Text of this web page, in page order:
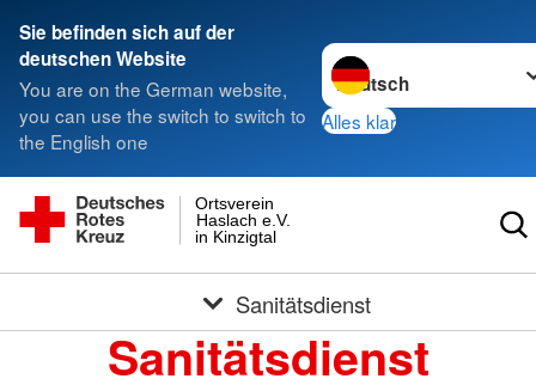
Sie befinden sich auf der
deutschen Website
You are on the German website,
you can use the switch to switch to
the English one
Sprache wechseln zu
Alles klar
in Kinzigtal
Haslach e.V.
Ortsverein
Sanitätsdienst
Sanitätsdienst